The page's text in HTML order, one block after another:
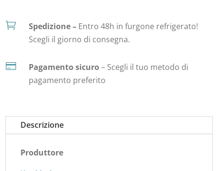
 Spedizione – Entro 48h in furgone refrigerato!
Scegli il giorno di consegna.
 Pagamento sicuro – Scegli il tuo metodo di
pagamento preferito
Descrizione
Produttore